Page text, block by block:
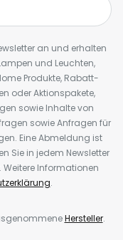
an und erhalten
und Leuchten,
Produkte, Rabatt-
oder Aktionspakete,
sowie Inhalte von
sowie Anfragen für
Eine Abmeldung ist
Sie in jedem Newsletter
Weitere Informationen
.
Hersteller.